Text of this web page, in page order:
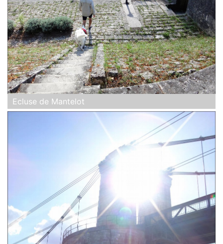
Ecluse de Mantelot